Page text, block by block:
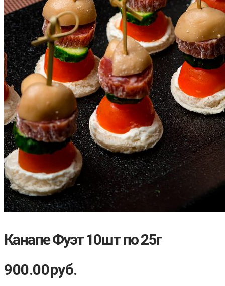
Канапе Фуэт 10шт по 25г
900.00руб.